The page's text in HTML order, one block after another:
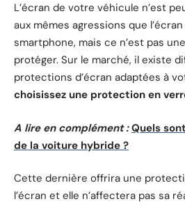
L’écran de votre véhicule n’est
aux mêmes agressions que
smartphone, mais ce n’est pas
protéger. Sur le marché, il existe
protections d’écran adaptées à
choisissez une protection en
A lire en complément : Quels
de la voiture hybride ?
Cette dernière offrira une
l’écran et elle n’affectera pas sa